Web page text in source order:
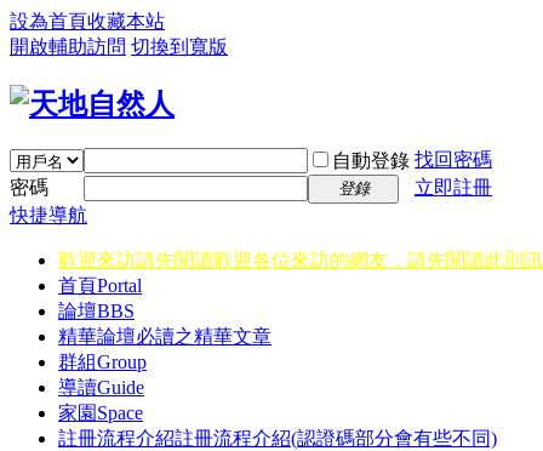
設為首頁收藏本站
開啟輔助訪問 切換到寬版
自動登錄 找回密碼
密碼
登錄
立即註冊
快捷導航
歡迎來訪請先閱讀歡迎各位來訪的網友，請先閱讀此則
首頁Portal
論壇BBS
精華論壇必讀之精華文章
群組Group
導讀Guide
家園 Space
註冊流程介紹註冊流程介紹(認證碼部分會有些不同)